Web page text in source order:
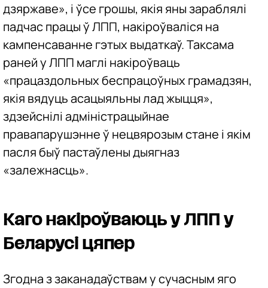
дзяржаве», і ўсе грошы, якія яны зараблялі
падчас працы ў ЛПП, накіроўваліся на
кампенсаванне гэтых выдаткаў. Таксама
раней у ЛПП маглі накіроўваць
«працаздольных беспрацоўных грамадзян,
якія вядуць асацыяльны лад жыцця»,
здзейснілі адміністрацыйнае
правапарушэнне ў нецвярозым стане і якім
пасля быў пастаўлены дыягназ
«залежнасць».
Каго накіроўваюць у ЛПП у
Беларусі цяпер
Згодна з заканадаўствам у сучасным яго